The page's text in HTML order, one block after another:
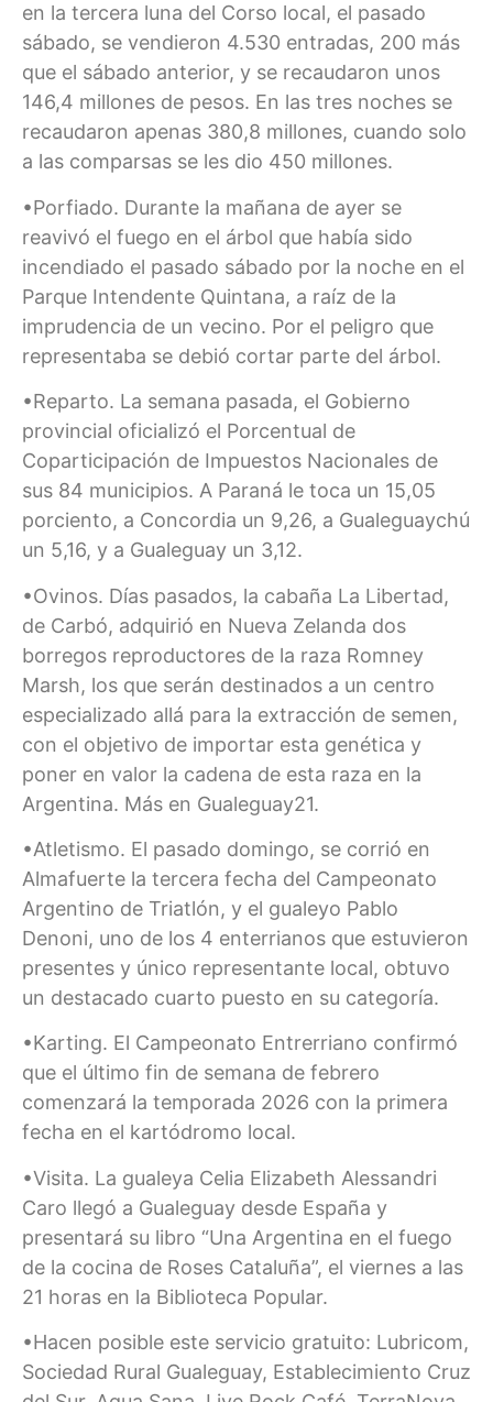
en la tercera luna del Corso local, el pasado
sábado, se vendieron 4.530 entradas, 200 más
que el sábado anterior, y se recaudaron unos
146,4 millones de pesos. En las tres noches se
recaudaron apenas 380,8 millones, cuando solo
a las comparsas se les dio 450 millones.
•Porfiado. Durante la mañana de ayer se
reavivó el fuego en el árbol que había sido
incendiado el pasado sábado por la noche en el
Parque Intendente Quintana, a raíz de la
imprudencia de un vecino. Por el peligro que
representaba se debió cortar parte del árbol.
•Reparto. La semana pasada, el Gobierno
provincial oficializó el Porcentual de
Coparticipación de Impuestos Nacionales de
sus 84 municipios. A Paraná le toca un 15,05
porciento, a Concordia un 9,26, a Gualeguaychú
un 5,16, y a Gualeguay un 3,12.
•Ovinos. Días pasados, la cabaña La Libertad,
de Carbó, adquirió en Nueva Zelanda dos
borregos reproductores de la raza Romney
Marsh, los que serán destinados a un centro
especializado allá para la extracción de semen,
con el objetivo de importar esta genética y
poner en valor la cadena de esta raza en la
Argentina. Más en Gualeguay21.
•Atletismo. El pasado domingo, se corrió en
Almafuerte la tercera fecha del Campeonato
Argentino de Triatlón, y el gualeyo Pablo
Denoni, uno de los 4 enterrianos que estuvieron
presentes y único representante local, obtuvo
un destacado cuarto puesto en su categoría.
•Karting. El Campeonato Entrerriano confirmó
que el último fin de semana de febrero
comenzará la temporada 2026 con la primera
fecha en el kartódromo local.
•Visita. La gualeya Celia Elizabeth Alessandri
Caro llegó a Gualeguay desde España y
presentará su libro “Una Argentina en el fuego
de la cocina de Roses Cataluña”, el viernes a las
21 horas en la Biblioteca Popular.
•Hacen posible este servicio gratuito: Lubricom,
Sociedad Rural Gualeguay, Establecimiento Cruz